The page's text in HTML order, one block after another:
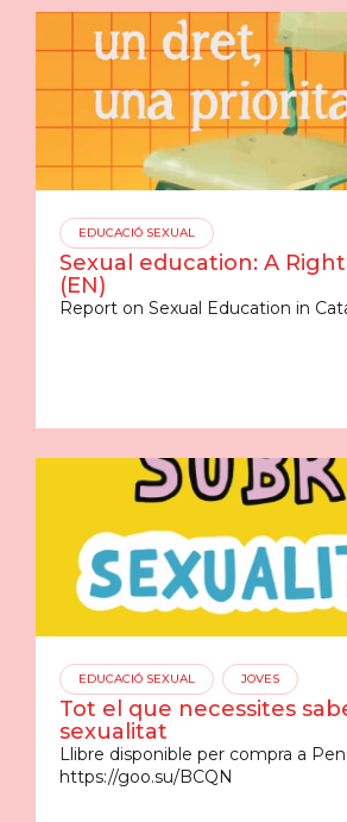
EDUCACIÓ SEXUAL
Sexual education: A
(EN)
Report on Sexual Education in
EDUCACIÓ SEXUAL JOVES
Tot el que necessites
sexualitat
Llibre disponible per compra a
https://goo.su/BCQN